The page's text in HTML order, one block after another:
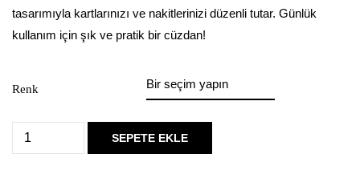
tasarımıyla kartlarınızı ve nakitlerinizi düzenli tutar. Günlük
kullanım için şık ve pratik bir cüzdan!
Renk
SEPETE EKLE